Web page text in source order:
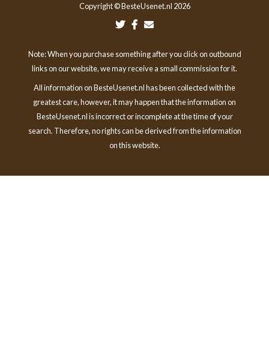
Copyright © BesteUsenet.nl 2026
Note: When you purchase something after you click on outbound
links on our website, we may receive a small commission for it.
All information on BesteUsenet.nl has been collected with the
greatest care, however, it may happen that the information on
BesteUsenet.nl is incorrect or incomplete at the time of your
search. Therefore, no rights can be derived from the information
on this website.